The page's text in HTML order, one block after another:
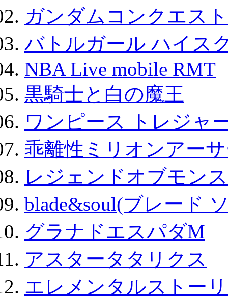
ガンダムコンクエスト
バトルガール ハイス
NBA Live mobile RMT
黒騎士と白の魔王
ワンピース トレジャ
乖離性ミリオンアー
レジェンドオブモン
blade&soul(ブレード
グラナドエスパダM
アスタータタリクス
エレメンタルストー